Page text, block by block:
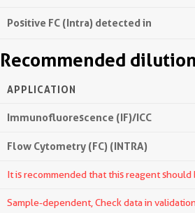
Positive FC (Intra) detected in
Recommended dilution
APPLICATION
Immunofluorescence (IF)/ICC
Flow Cytometry (FC) (INTRA)
It is recommended that this reagent
Sample-dependent, Check data in